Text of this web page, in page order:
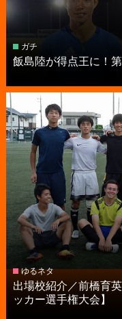
ガチ
飯島陸が得点王に！
ゆるネタ
出場校紹介／前橋育
ッカー選手権大会】